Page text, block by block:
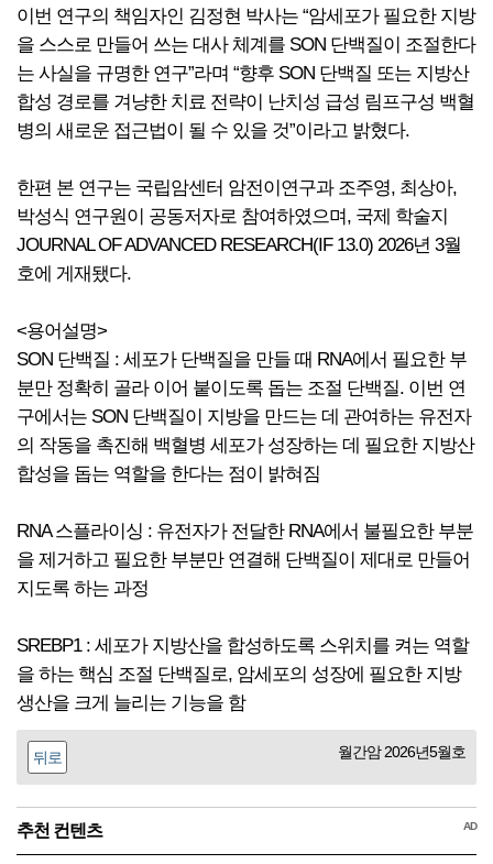
이번 연구의 책임자인 김정현 박사는 “암세포가 필요한 지방
을 스스로 만들어 쓰는 대사 체계를 SON 단백질이 조절한다
는 사실을 규명한 연구”라며 “향후 SON 단백질 또는 지방산
합성 경로를 겨냥한 치료 전략이 난치성 급성 림프구성 백혈
병의 새로운 접근법이 될 수 있을 것”이라고 밝혔다.
한편 본 연구는 국립암센터 암전이연구과 조주영, 최상아,
박성식 연구원이 공동저자로 참여하였으며, 국제 학술지
JOURNAL OF ADVANCED RESEARCH(IF 13.0) 2026년 3월
호에 게재됐다.
<용어설명>
SON 단백질 : 세포가 단백질을 만들 때 RNA에서 필요한 부
분만 정확히 골라 이어 붙이도록 돕는 조절 단백질. 이번 연
구에서는 SON 단백질이 지방을 만드는 데 관여하는 유전자
의 작동을 촉진해 백혈병 세포가 성장하는 데 필요한 지방산
합성을 돕는 역할을 한다는 점이 밝혀짐
RNA 스플라이싱 : 유전자가 전달한 RNA에서 불필요한 부분
을 제거하고 필요한 부분만 연결해 단백질이 제대로 만들어
지도록 하는 과정
SREBP1 : 세포가 지방산을 합성하도록 스위치를 켜는 역할
을 하는 핵심 조절 단백질로, 암세포의 성장에 필요한 지방
생산을 크게 늘리는 기능을 함
뒤로 월간암 2026년5월호
추천 컨텐츠 AD